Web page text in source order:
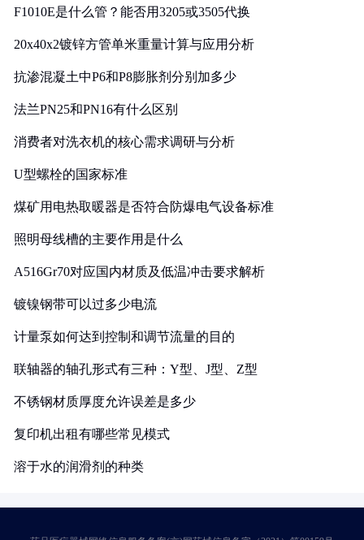
F1010E是什么管？能否用3205或3505代换
20x40x2镀锌方管单米重量计算与应用分析
抗渗混凝土中P6和P8膨胀剂分别加多少
法兰PN25和PN16有什么区别
消费者对洗衣机的核心需求调研与分析
U型螺栓的国家标准
煤矿用电热取暖器是否符合防爆电气设备标准
照明母线槽的主要作用是什么
A516Gr70对应国内材质及低温冲击要求解析
镀镍钢带可以过多少电流
计量泵如何达到控制和调节流量的目的
联轴器的轴孔形式有三种：Y型、J型、Z型
不锈钢材质厚度允许误差是多少
复印机出租有哪些常见模式
溶于水的润滑剂的种类